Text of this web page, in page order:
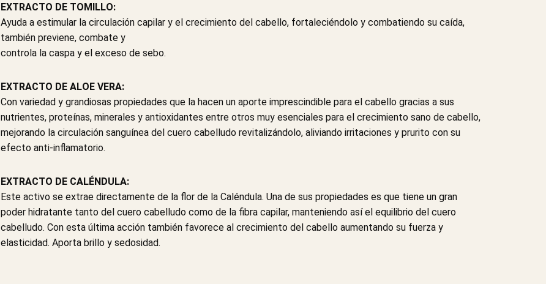
EXTRACTO DE TOMILLO:
Ayuda a estimular la circulación capilar y el crecimiento del cabello, fortaleciéndolo y combatiendo su caída,
también previene, combate y
controla la caspa y el exceso de sebo.
EXTRACTO DE ALOE VERA:
Con variedad y grandiosas propiedades que la hacen un aporte imprescindible para el cabello gracias a sus
nutrientes, proteínas, minerales y antioxidantes entre otros muy esenciales para el crecimiento sano de cabello,
mejorando la circulación sanguínea del cuero cabelludo revitalizándolo, aliviando irritaciones y prurito con su
efecto anti-inflamatorio.
EXTRACTO DE CALÉNDULA:
Este activo se extrae directamente de la flor de la Caléndula. Una de sus propiedades es que tiene un gran
poder hidratante tanto del cuero cabelludo como de la fibra capilar, manteniendo así el equilibrio del cuero
cabelludo. Con esta última acción también favorece al crecimiento del cabello aumentando su fuerza y
elasticidad. Aporta brillo y sedosidad.